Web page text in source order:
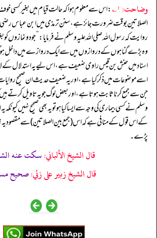
وضاحت: ۱؎ : اس سے معلوم ہوا کہ حالت قیام میں بغیر کسی
الصلاتین بوقت ضرورت جائز ہے، سنن ترمذی میں ابن عباس رضی
روایت کہ رسول اللہ صلی اللہ علیہ وسلم نے فرمایا:”جو دو نمازوں
وہ بڑے گناہوں کے دروازوں میں سے ایک دروازے میں داخل ہو
اسناد میں حنش بن قیس راوی ضعیف ہے، اس لیے یہ استدلال کے
اسے موضوعات میں ذکر کیا ہے، اور یہ ضعیف حدیث ان صحیح
جن سے جمع کرنا ثابت ہوتا ہے، اور بعض لوگ جو یہ تاویل کرتے ہیں
وسلم نے کسی بیماری کی وجہ سے ایسا کیا ہو تو یہ بھی صحیح نہیں
کے اس قول کے منافی ہے کہ اس (جمع بین الصلاتین) سے مقصود یہ
پڑے۔
قال الشيخ الألباني:سكت عنه
قال الشيخ زبير على زئي:صحيح